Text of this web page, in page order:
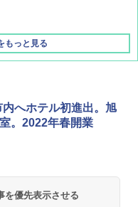
ルベージュ
もっと見る
へホテル初進出。旭
。2022年春開業
を優先表示させる